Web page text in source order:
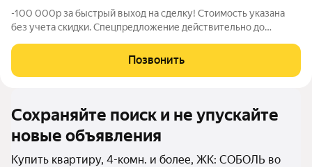
-100 000р за быстрый выход на сделку! Стоимость указана
без учета скидки. Спецпредложение действительно до
пришлем вам ссылку на 3D аэротур по ЖК "Соболь" Квартира
№346 на 28 этаже Отделка:
Позвонить
Сохраняйте поиск и не упускайте
новые объявления
Купить квартиру, 4-комн. и более, ЖК: СОБОЛЬ во